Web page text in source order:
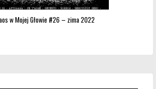
w Mojej Głowie #26 – zima 2022